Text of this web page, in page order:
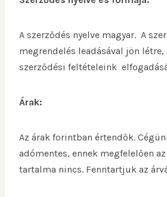
A szerződés nyelve magyar. A
megrendelés leadásával jön létre,
szerződési feltételeink
Árak:
Az árak forintban értendők.
adómentes, ennek megfelelően
tartalma nincs. Fenntartjuk az